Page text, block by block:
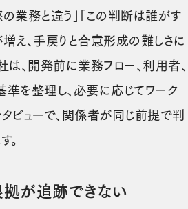
業務と違う」「この判断は誰がす
え、手戻りと合意形成の難しさに
は、開発前に業務フロー、利用者、
準を整理し、必要に応じてワーク
ビューで、関係者が同じ前提で判
。
が追跡できない